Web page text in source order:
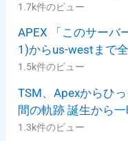
1.7k件のビュー
APEX 「このサーバ
1)からus-westまで
1.5k件のビュー
TSM、Apexからひ
間の軌跡 誕生から
1.3k件のビュー